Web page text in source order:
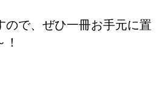
ので、ぜひ一冊お手元に置